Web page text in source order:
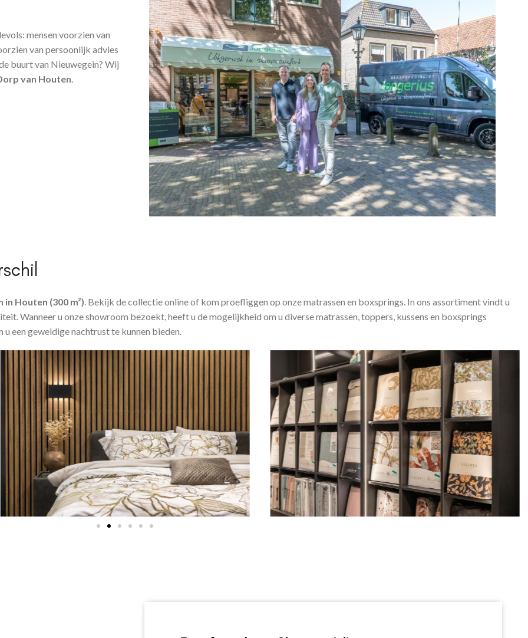
mensen voorzien van
van persoonlijk advies
buurt van Nieuwegein? Wij
van Houten.
Houten (300 m²). Bekijk de collectie online of kom proefliggen op onze matrassen en boxsprings. In ons assortiment vindt u
Wanneer u onze showroom bezoekt, heeft u de mogelijkheid om u diverse matrassen, toppers, kussens en boxsprings
een geweldige nachtrust te kunnen bieden.